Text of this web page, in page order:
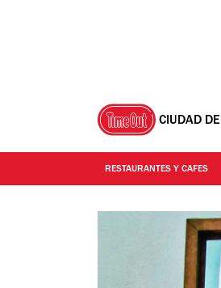
CIUDAD
RESTAURANTES Y CAFES